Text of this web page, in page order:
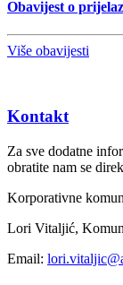
Obavijest o
Više obavijesti
Kontakt
Za sve dodatne
obratite nam se
Korporativne
Lori Vitaljić,
Email: